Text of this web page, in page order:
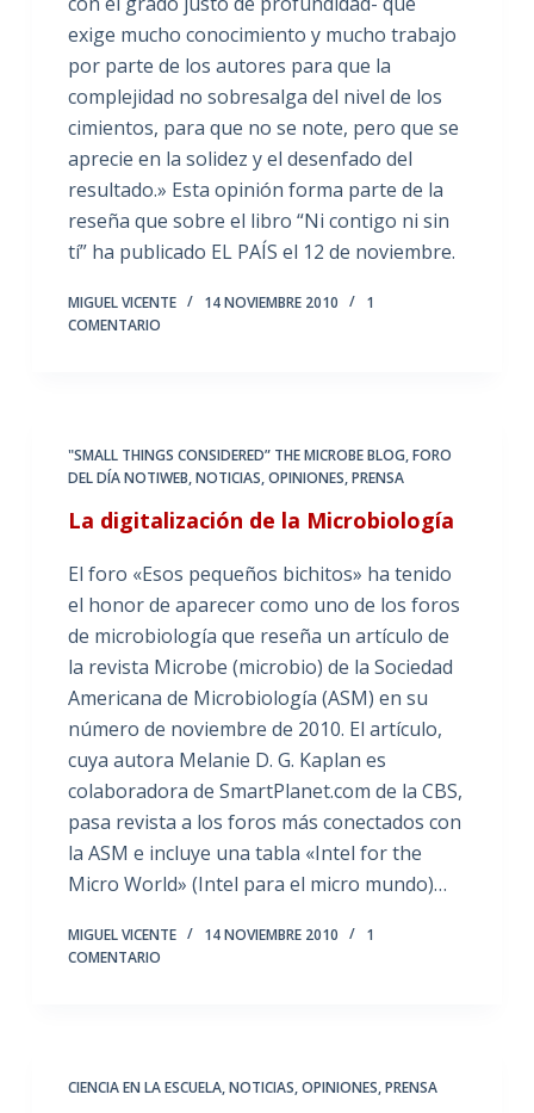
exige mucho conocimiento y mucho trabajo
por parte de los autores para que la
complejidad no sobresalga del nivel de los
cimientos, para que no se note, pero que se
aprecie en la solidez y el desenfado del
resultado.» Esta opinión forma parte de la
reseña que sobre el libro “Ni contigo ni sin
tí” ha publicado EL PAÍS el 12 de noviembre.
MIGUEL VICENTE 14 NOVIEMBRE 2010
1
COMENTARIO
"SMALL THINGS CONSIDERED” THE MICROBE BLOG,FORO
DEL DÍA NOTIWEB,NOTICIAS,OPINIONES,PRENSA
La digitalización de la Microbiología
El foro «Esos pequeños bichitos» ha tenido
el honor de aparecer como uno de los foros
de microbiología que reseña un artículo de
la revista Microbe (microbio) de la Sociedad
Americana de Microbiología (ASM) en su
número de noviembre de 2010. El artículo,
cuya autora Melanie D. G. Kaplan es
colaboradora de SmartPlanet.com de la CBS,
pasa revista a los foros más conectados con
la ASM e incluye una tabla «Intel for the
Micro World» (Intel para el micro mundo)…
MIGUEL VICENTE 14 NOVIEMBRE 2010
1
COMENTARIO
CIENCIA EN LA ESCUELA,NOTICIAS,OPINIONES,PRENSA